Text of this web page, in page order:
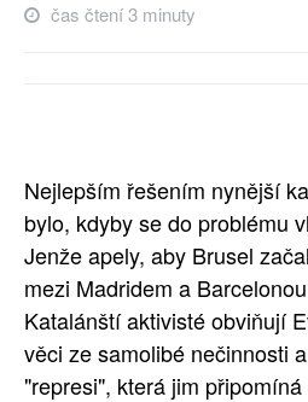
PLNÁ VERZE STRÁNEK
čas čtení 3 minuty
Nejlepším řešením nynější
bylo, kdyby se do problému
Jenže apely, aby Brusel
mezi Madridem a
Katalánští aktivisté obviňují
věci ze samolibé nečinnosti
"represi", která jim